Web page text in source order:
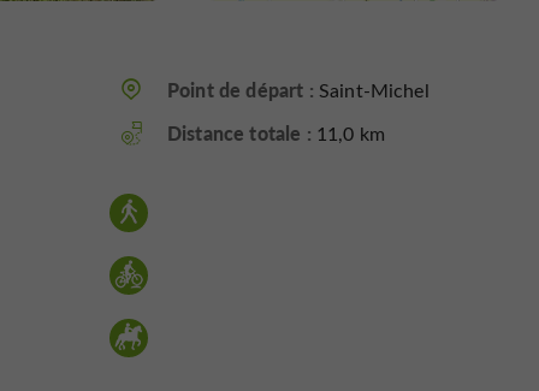
Point de départ : Saint-Michel
Distance totale : 11,0 km